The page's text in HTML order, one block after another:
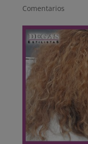
Comentarios